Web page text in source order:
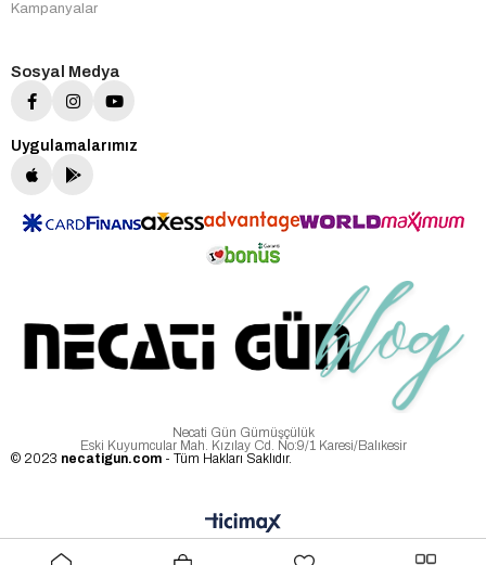
Kampanyalar
Sosyal Medya
Uygulamalarımız
Necati Gün Gümüşçülük
Eski Kuyumcular Mah. Kızılay Cd. No:9/1 Karesi/Balıkesir
© 2023 necatigun.com - Tüm Hakları Saklıdır.